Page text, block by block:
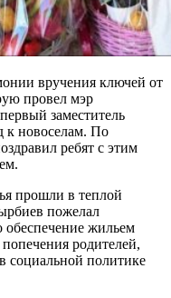
вручения ключей от
провел мэр
заместитель
к новоселам. По
ребят с этим
прошли в теплой
пожелал
обеспечение жильем
родителей,
социальной политике